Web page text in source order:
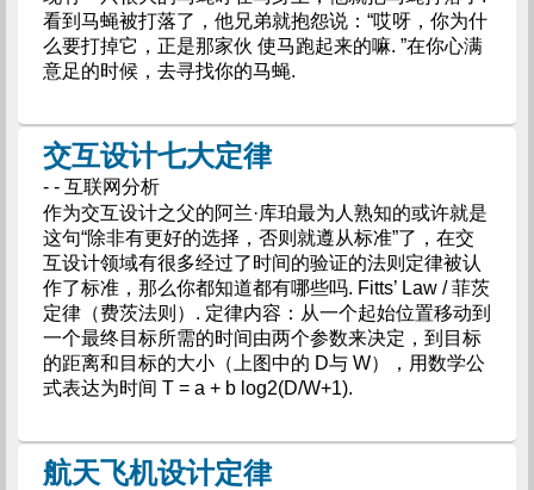
看到马蝇被打落了，他兄弟就抱怨说：“哎呀，你为什
么要打掉它，正是那家伙 使马跑起来的嘛. ”在你心满
意足的时候，去寻找你的马蝇.
交互设计七大定律
- - 互联网分析
作为交互设计之父的阿兰·库珀最为人熟知的或许就是
这句“除非有更好的选择，否则就遵从标准”了，在交
互设计领域有很多经过了时间的验证的法则定律被认
作了标准，那么你都知道都有哪些吗. Fitts’ Law / 菲茨
定律（费茨法则）. 定律内容：从一个起始位置移动到
一个最终目标所需的时间由两个参数来决定，到目标
的距离和目标的大小（上图中的 D与 W），用数学公
式表达为时间 T = a + b log2(D/W+1).
航天飞机设计定律